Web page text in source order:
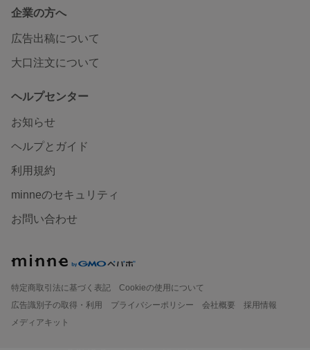
企業の方へ
広告出稿について
大口注文について
ヘルプセンター
お知らせ
ヘルプとガイド
利用規約
minneのセキュリティ
お問い合わせ
特定商取引法に基づく表記
Cookieの使用について
広告識別子の取得・利用
プライバシーポリシー 会社概要
採用情報
メディアキット